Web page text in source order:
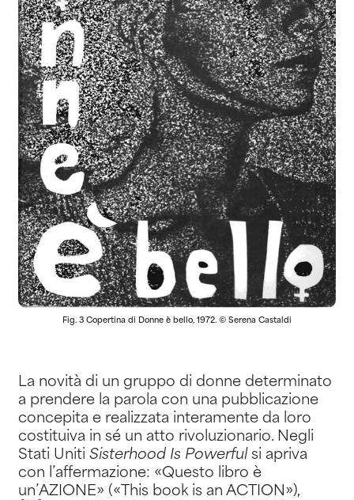
Fig. 3 Copertina di Donne è bello, 1972. © Serena Castaldi
La novità di un gruppo di donne determinato
a prendere la parola con una pubblicazione
concepita e realizzata interamente da loro
costituiva in sé un atto rivoluzionario. Negli
Stati Uniti Sisterhood Is Powerfulsi apriva
con l’affermazione: «Questo libro è
un’AZIONE» («This book is an ACTION»),